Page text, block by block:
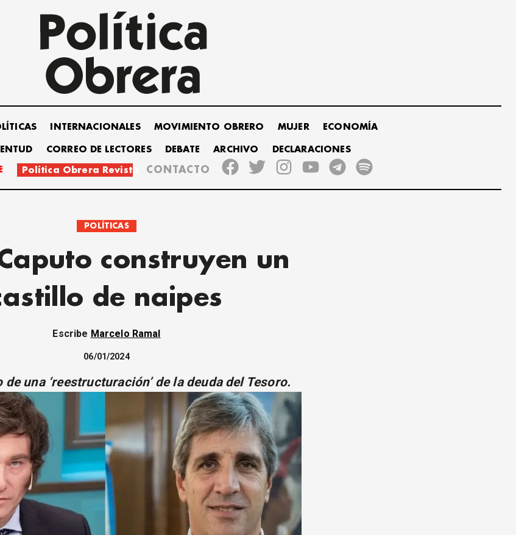
INTERNACIONALES MOVIMIENTO OBRERO MUJER ECONOMÍA
CORREO DE LECTORES DEBATE ARCHIVO DECLARACIONES
Política Obrera Revista CONTACTO
POLÍTICAS
construyen un
de naipes
Escribe Marcelo Ramal
06/01/2024
una ‘reestructuración’ de la deuda del Tesoro.